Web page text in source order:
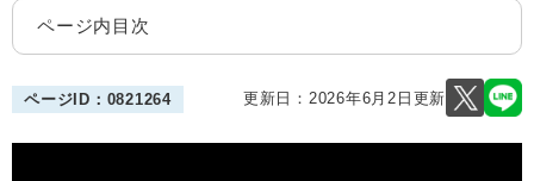
ページ内目次
ページID：0821264 更新日：2026年6月2日更新